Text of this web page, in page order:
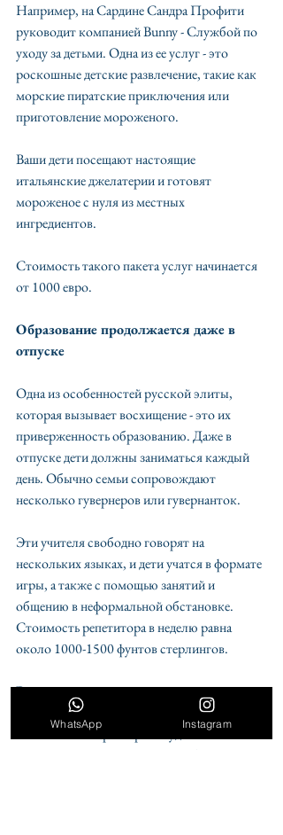
Например, на Сардине Сандра Профити
руководит компанией Bunny - Службой по
уходу за детьми. Одна из ее услуг - это
роскошные детские развлечение, такие как
морские пиратские приключения или
приготовление мороженого.
Ваши дети посещают настоящие
итальянские джелатерии и готовят
мороженое с нуля из местных
ингредиентов.
Стоимость такого пакета услуг начинается
от 1000 евро.
Образование продолжается даже в
отпуске
Одна из особенностей русской элиты,
которая вызывает восхищение - это их
приверженность образованию. Даже в
отпуске дети должны заниматься каждый
день. Обычно семьи сопровождают
несколько гувернеров или гувернанток.
Эти учителя свободно говорят на
нескольких языках, и дети учатся в формате
игры, а также с помощью занятий и
общению в неформальной обстановке.
Стоимость репетитора в неделю равна
около 1000-1500 фунтов стерлингов.
Рестораны
Рестораны весьма обычные, особое
впечатление от ресторана будет зависеть от
WhatsApp Instagram